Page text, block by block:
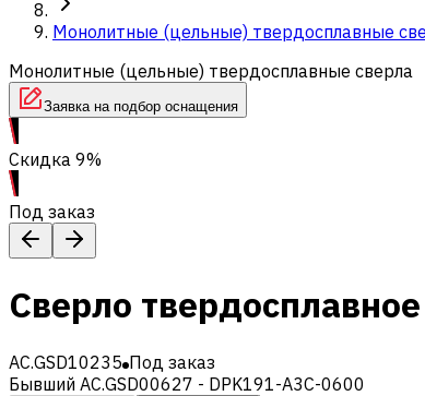
Монолитные (цельные) твердосплавные
Монолитные (цельные) твердосплавные сверла
Заявка на подбор оснащения
Скидка 9%
Под заказ
Сверло
AC.GSD10235 Под заказ
Бывший AC.GSD00627 - DPK191-A3C-0600